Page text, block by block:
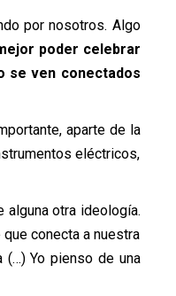
por nosotros. Algo
poder celebrar
se ven conectados
aparte de la
eléctricos,
alguna otra ideología.
conecta a nuestra
(…) Yo pienso de una